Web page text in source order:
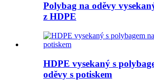
Polybag na oděvy
z HDPE
HDPE vysekaný s
oděvy s potiskem